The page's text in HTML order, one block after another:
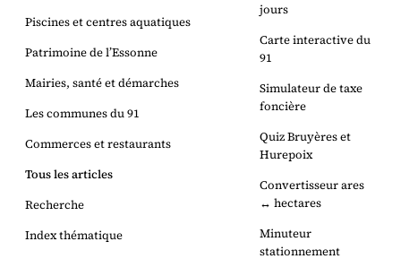
Piscines et centres aquatiques
Patrimoine de l’Essonne
Mairies, santé et démarches
Les communes du 91
Commerces et restaurants
Tous les articles
Recherche
Index thématique
jours
Carte interactive du
91
Simulateur de taxe
foncière
Quiz Bruyères et
Hurepoix
Convertisseur ares
↔ hectares
Minuteur
stationnement